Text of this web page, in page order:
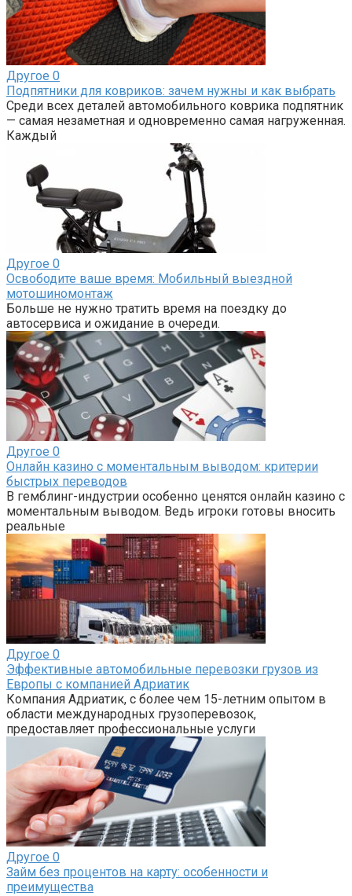
Другое 0
Подпятники для ковриков: зачем нужны и как выбрать
Среди всех деталей автомобильного коврика подпятник
— самая незаметная и одновременно самая нагруженная.
Каждый
Другое 0
Освободите ваше время: Мобильный выездной
мотошиномонтаж
Больше не нужно тратить время на поездку до
автосервиса и ожидание в очереди.
Другое 0
Онлайн казино с моментальным выводом: критерии
быстрых переводов
В гемблинг-индустрии особенно ценятся онлайн казино с
моментальным выводом. Ведь игроки готовы вносить
реальные
Другое 0
Эффективные автомобильные перевозки грузов из
Европы с компанией Адриатик
Компания Адриатик, с более чем 15-летним опытом в
области международных грузоперевозок,
предоставляет профессиональные услуги
Другое 0
Займ без процентов на карту: особенности и
преимущества